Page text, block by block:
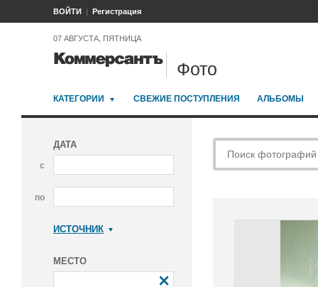
ВОЙТИ Регистрация
07 АВГУСТА, ПЯТНИЦА
Фото
КАТЕГОРИИ СВЕЖИЕ ПОСТУПЛЕНИЯ АЛЬБОМЫ
ДАТА
с
по
ИСТОЧНИК
МЕСТО